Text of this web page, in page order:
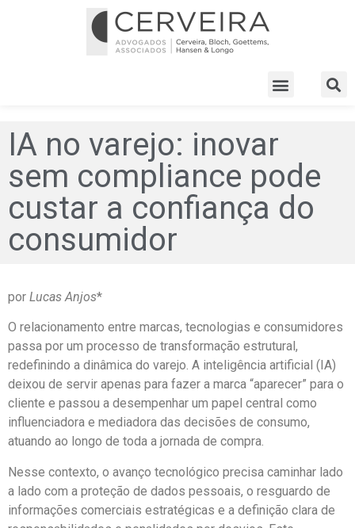
IA no varejo: inovar
sem compliance pode
custar a confiança do
consumidor
por Lucas Anjos*
O relacionamento entre marcas, tecnologias e consumidores
passa por um processo de transformação estrutural,
redefinindo a dinâmica do varejo. A inteligência artificial (IA)
deixou de servir apenas para fazer a marca “aparecer” para o
cliente e passou a desempenhar um papel central como
influenciadora e mediadora das decisões de consumo,
atuando ao longo de toda a jornada de compra.
Nesse contexto, o avanço tecnológico precisa caminhar lado
a lado com a proteção de dados pessoais, o resguardo de
informações comerciais estratégicas e a definição clara de